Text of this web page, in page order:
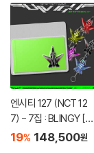
엔시티 127 (NCT 12
7) - 7집 : BLINGY [JE
T Keychain Ver.](스
19% 148,500원